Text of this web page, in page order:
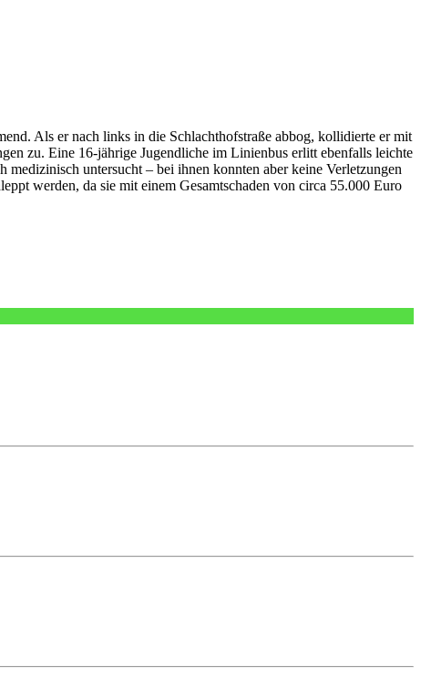
Als er nach links in die Schlachthofstraße abbog, kollidierte er mit
zu. Eine 16-jährige Jugendliche im Linienbus erlitt ebenfalls leichte
untersucht – bei ihnen konnten aber keine Verletzungen
werden, da sie mit einem Gesamtschaden von circa 55.000 Euro